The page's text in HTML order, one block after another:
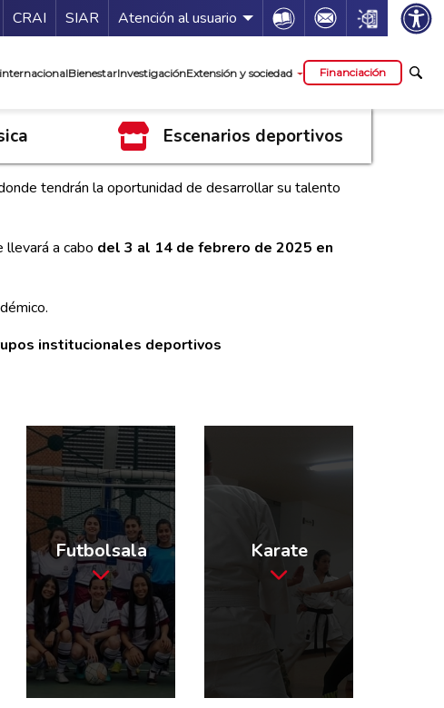
Guía de servicios
CRAI SIAR Atención al usuario Icon Icon Icon
BienestarInvestigaciónExtensión y sociedad Financiación
Escenarios deportivos
tendrán la oportunidad de desarrollar su talento
llevará a cabo del 3 al 14 de febrero de 2025 en
institucionales deportivos
Futbolsala Karate